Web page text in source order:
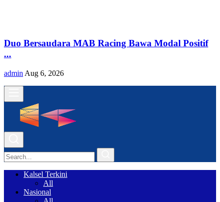
Duo Bersaudara MAB Racing Bawa Modal Positif
...
admin Aug 6, 2026
Kalsel Terkini
All
Nasional